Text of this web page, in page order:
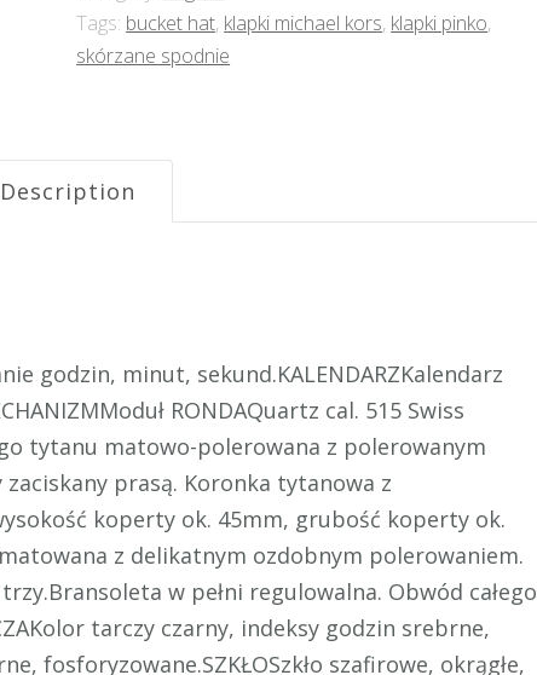
Tags: bucket hat, klapki michael kors, klapki pinko,
skórzane spodnie
Description
godzin, minut, sekund.KALENDARZKalendarz
RONDAQuartz cal. 515 Swiss
tytanu matowo-polerowana z polerowanym
prasą. Koronka tytanowa z
koperty ok. 45mm, grubość koperty ok.
z delikatnym ozdobnym polerowaniem.
w pełni regulowalna. Obwód całego
tarczy czarny, indeksy godzin srebrne,
fosforyzowane.SZKŁOSzkło szafirowe, okrągłe,